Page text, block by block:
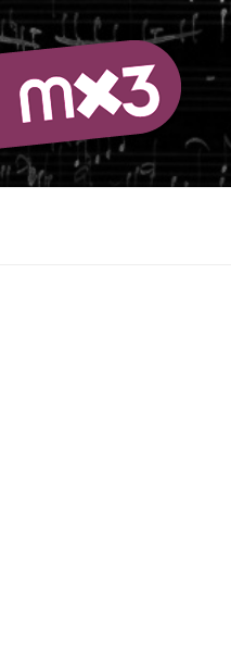
Salta
al